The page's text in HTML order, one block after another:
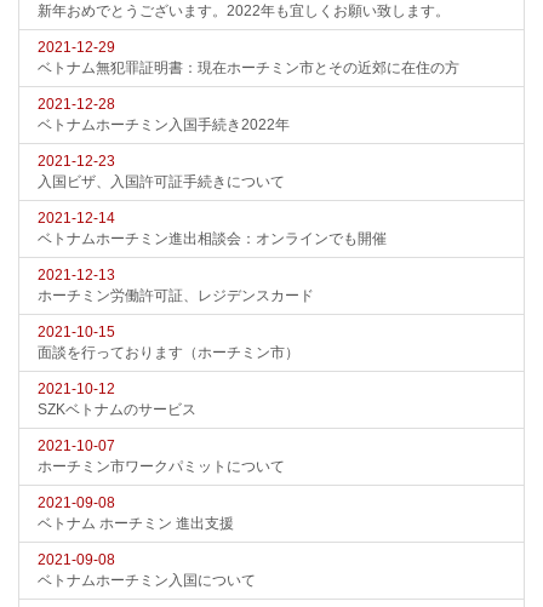
新年おめでとうございます。2022年も宜しくお願い致します。
2021-12-29
ベトナム無犯罪証明書：現在ホーチミン市とその近郊に在住の方
2021-12-28
ベトナムホーチミン入国手続き2022年
2021-12-23
入国ビザ、入国許可証手続きについて
2021-12-14
ベトナムホーチミン進出相談会：オンラインでも開催
2021-12-13
ホーチミン労働許可証、レジデンスカード
2021-10-15
面談を行っております（ホーチミン市）
2021-10-12
SZKベトナムのサービス
2021-10-07
ホーチミン市ワークパミットについて
2021-09-08
ベトナム ホーチミン 進出支援
2021-09-08
ベトナムホーチミン入国について